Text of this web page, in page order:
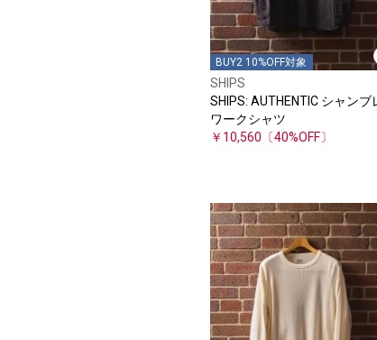
BUY2 10%OFF対象
SHIPS
SHIPS: AUTHENTIC シャンブ
ワークシャツ
￥10,560 〔40%OFF〕